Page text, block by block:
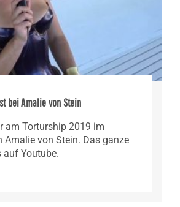
bei Amalie von Stein
am Torturship 2019 im
Amalie von Stein. Das ganze
auf Youtube.